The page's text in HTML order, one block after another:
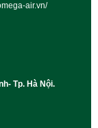
air.vn/
Tp. Hà Nội.